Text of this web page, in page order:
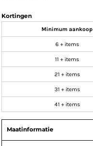
Kortingen
Minimum aankoop
6 + items
11 + items
21 + items
31 + items
41 + items
Maatinformatie